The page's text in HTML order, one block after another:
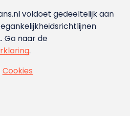
voldoet gedeeltelijk aan
Ga naar de
.
Cookies